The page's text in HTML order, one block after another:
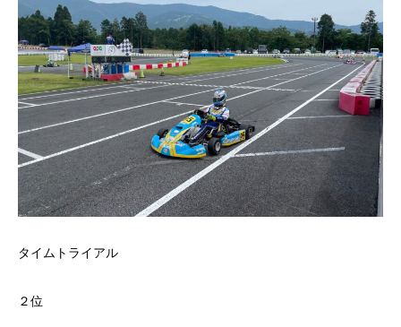
タイムトライアル
２位